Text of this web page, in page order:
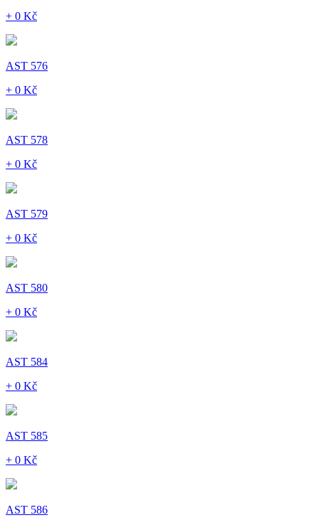
+ 0 Kč
AST 576
+ 0 Kč
AST 578
+ 0 Kč
AST 579
+ 0 Kč
AST 580
+ 0 Kč
AST 584
+ 0 Kč
AST 585
+ 0 Kč
AST 586